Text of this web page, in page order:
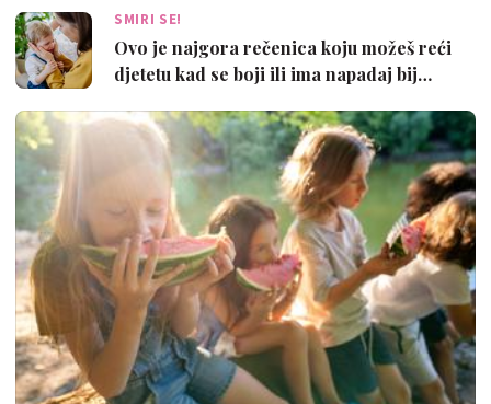
SMIRI SE!
Ovo je najgora rečenica koju možeš reći
djetetu kad se boji ili ima napadaj bij…